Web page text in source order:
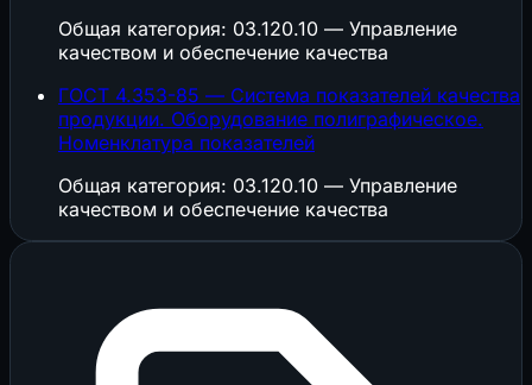
Общая категория: 03.120.10 — Управление
качеством и обеспечение качества
ГОСТ 4.353-85 — Система показателей качества
продукции. Оборудование полиграфическое.
Номенклатура показателей
Общая категория: 03.120.10 — Управление
качеством и обеспечение качества